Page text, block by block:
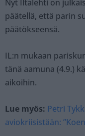
Nyt Iltalehti on
päätellä, että parin
päätökseensä.
IL:n mukaan
tänä aamuna (4.9.)
aikoihin.
Lue myös: Petri
aviokriisistään: